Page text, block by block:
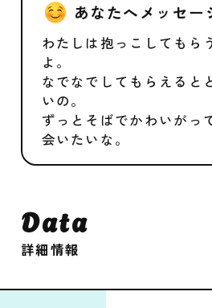
あなたへメッセー
わたしは抱っこしてもら
よ。
なでなでしてもらえると
いの。
ずっとそばでかわいがっ
会いたいな。
Data
詳細情報